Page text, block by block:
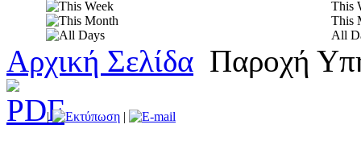
This
This
All
Αρχική Σελίδα Παροχή
|